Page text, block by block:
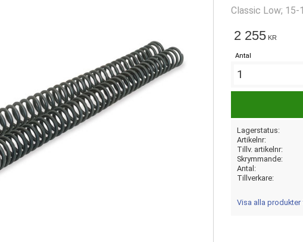
Classic Low; 15-
2 255 KR
Antal
Lagerstatus
Artikelnr
Tillv. artikelnr
Skrymmande
Antal
Tillverkare
Visa alla produkter